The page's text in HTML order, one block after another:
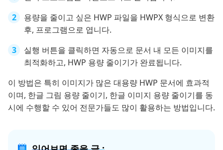
용량을 줄이고 싶은 HWP 파일을 HWPX 형식으로 변환
후, 프로그램으로 엽니다.
실행 버튼을 클릭하면 자동으로 문서 내 모든 이미지를
최적화하고, HWP 용량 줄이기가 완료됩니다.
이 방법은 특히 이미지가 많은 대용량 HWP 문서에 효과적
이며, 한글 그림 용량 줄이기, 한글 이미지 용량 줄이기를 동
시에 수행할 수 있어 전문가들도 많이 활용하는 방법입니다.